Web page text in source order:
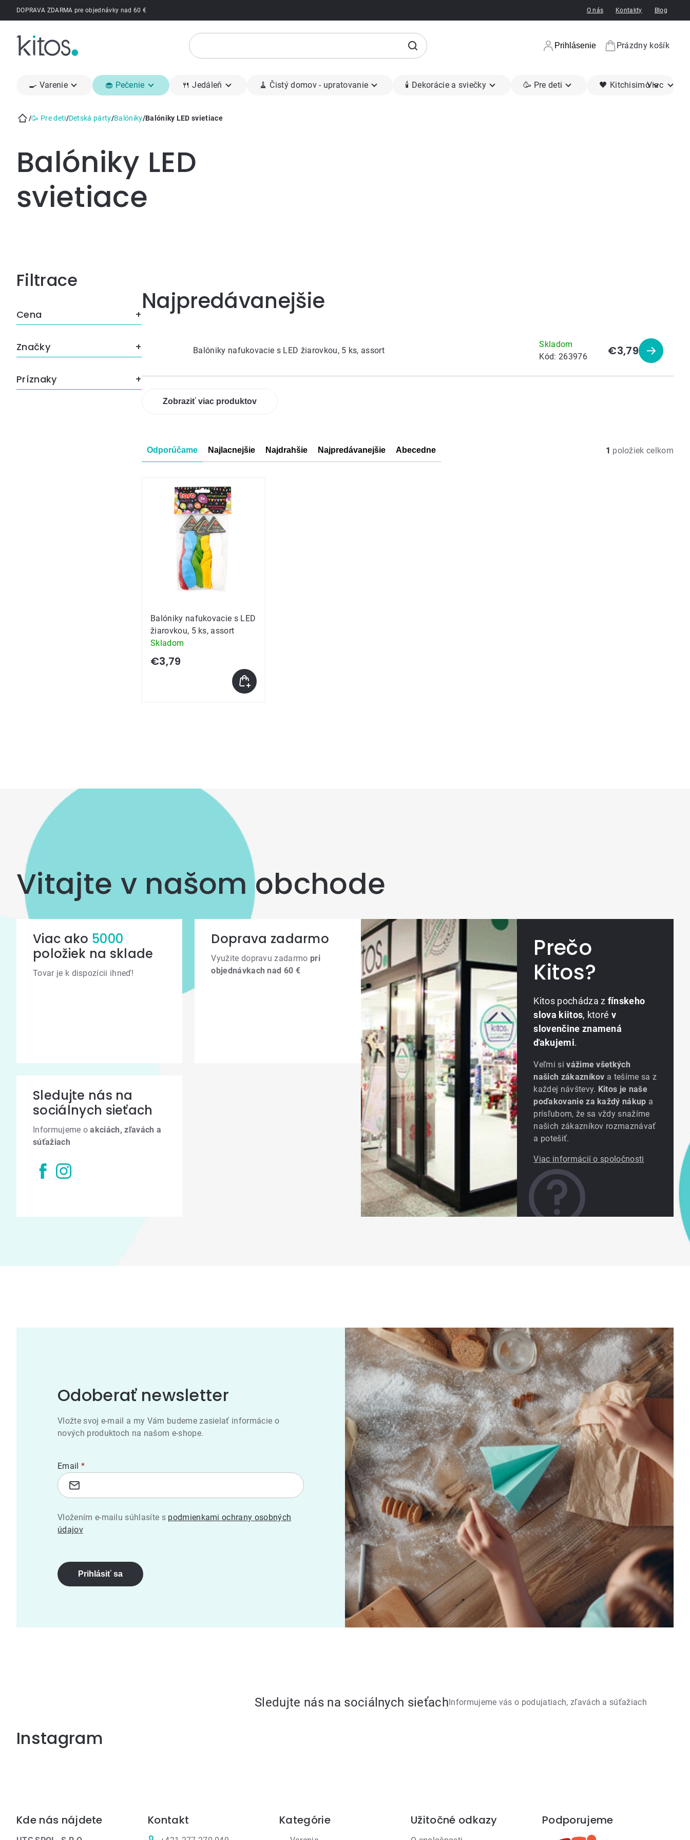
PrejsťDOPRAVA ZDARMA pre objednávky nad 60 € O nás Kontakty Blog
Prihlásenie
Nákupný
Prázdny košík
🍳 Varenie 🧁 Pečenie 🍴 Jedáleň 🧹 Čistý domov - upratovanie 🕯 Dekorácie a sviečky 🥳 Pre deti 🖤 KitchisimoViac
/🥳 Pre deti/Detská párty/Balóniky/Balóniky LED svietiace
Balóniky LED
svietiace
Bočný
panel
Cena
Príznaky
Značky
Najpredávanejšie
Balóniky nafukovacie s LED žiarovkou, 5 ks, assort
Skladom
Kód:263976 €3,79
Zobraziť
Zobraziť viac produktov
Radenie
Odporúčame Najlacnejšie Najdrahšie Najpredávanejšie Abecedne 1 položiek celkom
Výpis
produktov
Balóniky nafukovacie s LED
žiarovkou, 5 ks, assort
Skladom
€3,79
Vitajte v našom obchode
Viac ako 5000
položiek na sklade
Tovar je k dispozícii ihneď!
Doprava zadarmo
Využite dopravu zadarmo pri
objednávkach nad 60 €
Sledujte nás na
sociálnych sieťach
Informujeme oakciách, zľavách a
súťažiach
Prečo
Kitos?
Kitos pochádza z fínskeho
slova kiitos, ktoré v
slovenčine znamená
ďakujemi.
Veľmi sivážime všetkých
našich zákazníkov a tešíme sa z
každej návštevy. Kitos je naše
poďakovanie za každý nákup a
prísľubom, že sa vždy snažíme
našich zákazníkov rozmaznávať
a potešiť.
Viac informácií o spoločnosti
Odoberať newsletter
Vložte svoj e-mail a my Vám budeme zasielať informácie o
nových produktoch na našom e-shope.
Email
Vložením e-mailu súhlasíte s podmienkami ochrany osobných
údajov
Prihlásiť sa
Sledujte nás na sociálnych sieťachInformujeme vás o podujatiach, zľavách a súťažiach
Instagram
Zápätie
Kde nás nájdete Kontakt
Preskočiť
Kategórie Užitočné odkazy Podporujeme